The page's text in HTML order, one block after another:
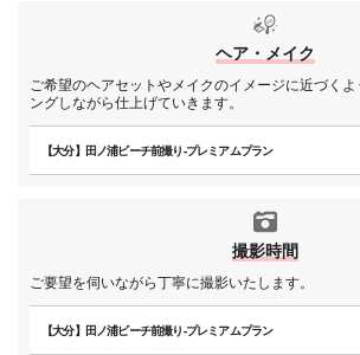
ヘア・メイク
ご希望のヘアセットやメイクのイメージに近づく
ングしながら仕上げていきます。
【大分】田ノ浦ビーチ前撮り-プレミアムプラン
撮影時間
ご要望を伺いながら丁寧に撮影いたします。
【大分】田ノ浦ビーチ前撮り-プレミアムプラン